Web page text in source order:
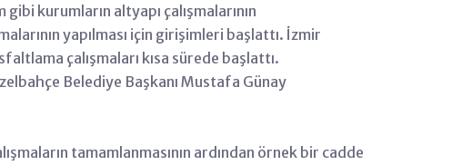
kurumların altyapı çalışmalarının
yapılması için girişimleri başlattı. İzmir
çalışmaları kısa sürede başlattı.
Belediye Başkanı Mustafa Günay
tamamlanmasının ardından örnek bir cadde